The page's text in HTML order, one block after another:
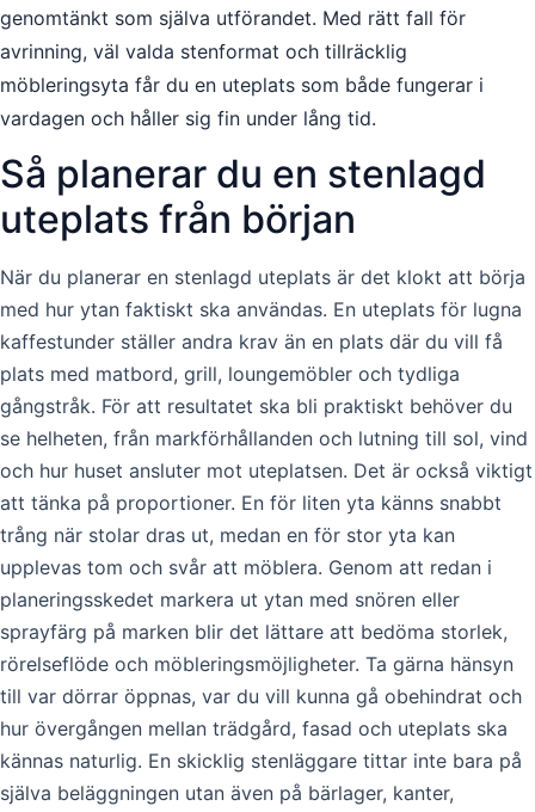
genomtänkt som själva utförandet. Med rätt fall för
avrinning, väl valda stenformat och tillräcklig
möbleringsyta får du en uteplats som både fungerar i
vardagen och håller sig fin under lång tid.
Så planerar du en stenlagd
uteplats från början
När du planerar en stenlagd uteplats är det klokt att börja
med hur ytan faktiskt ska användas. En uteplats för lugna
kaffestunder ställer andra krav än en plats där du vill få
plats med matbord, grill, loungemöbler och tydliga
gångstråk. För att resultatet ska bli praktiskt behöver du
se helheten, från markförhållanden och lutning till sol, vind
och hur huset ansluter mot uteplatsen. Det är också viktigt
att tänka på proportioner. En för liten yta känns snabbt
trång när stolar dras ut, medan en för stor yta kan
upplevas tom och svår att möblera. Genom att redan i
planeringsskedet markera ut ytan med snören eller
sprayfärg på marken blir det lättare att bedöma storlek,
rörelseflöde och möbleringsmöjligheter. Ta gärna hänsyn
till var dörrar öppnas, var du vill kunna gå obehindrat och
hur övergången mellan trädgård, fasad och uteplats ska
kännas naturlig. En skicklig stenläggare tittar inte bara på
själva beläggningen utan även på bärlager, kanter,